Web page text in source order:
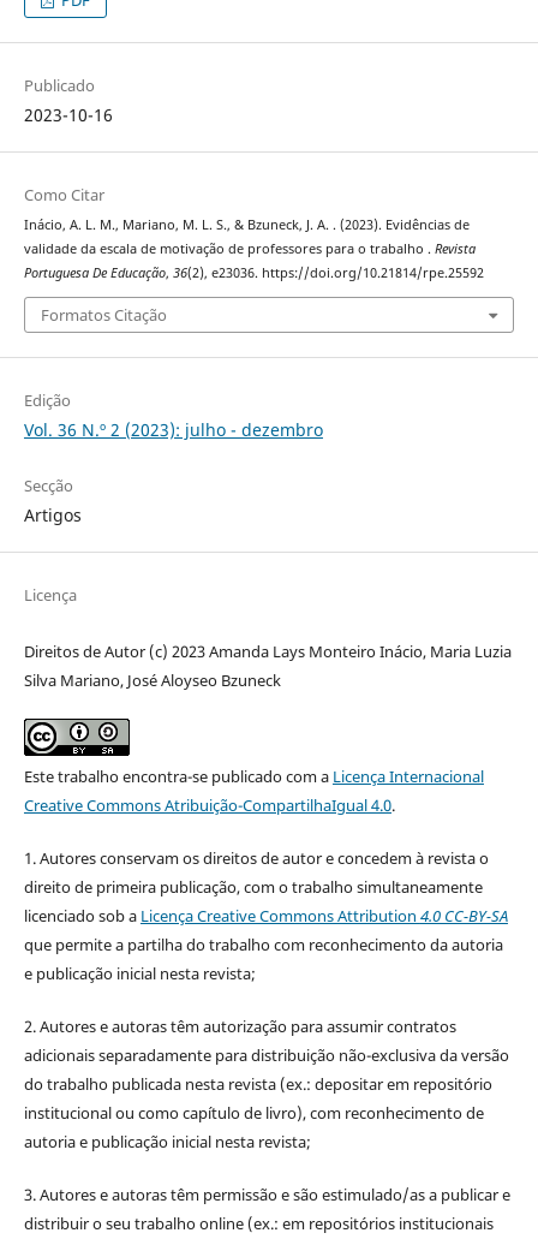
Publicado
2023-10-16
Como Citar
Inácio, A. L. M., Mariano, M. L. S., & Bzuneck, J. A. . (2023). Evidências de
validade da escala de motivação de professores para o trabalho . Revista
Portuguesa De Educação, 36(2), e23036. https://doi.org/10.21814/rpe.25592
Formatos Citação
Edição
Vol. 36 N.º 2 (2023): julho - dezembro
Secção
Artigos
Licença
Direitos de Autor (c) 2023 Amanda Lays Monteiro Inácio, Maria Luzia
Silva Mariano, José Aloyseo Bzuneck
Este trabalho encontra-se publicado com a Licença Internacional
Creative Commons Atribuição-CompartilhaIgual 4.0.
1. Autores conservam os direitos de autor e concedem à revista o
direito de primeira publicação, com o trabalho simultaneamente
licenciado sob a Licença Creative Commons Attribution 4.0 CC-BY-SA
que permite a partilha do trabalho com reconhecimento da autoria
e publicação inicial nesta revista;
2. Autores e autoras têm autorização para assumir contratos
adicionais separadamente para distribuição não-exclusiva da versão
do trabalho publicada nesta revista (ex.: depositar em repositório
institucional ou como capítulo de livro), com reconhecimento de
autoria e publicação inicial nesta revista;
3. Autores e autoras têm permissão e são estimulado/as a publicar e
distribuir o seu trabalho online (ex.: em repositórios institucionais